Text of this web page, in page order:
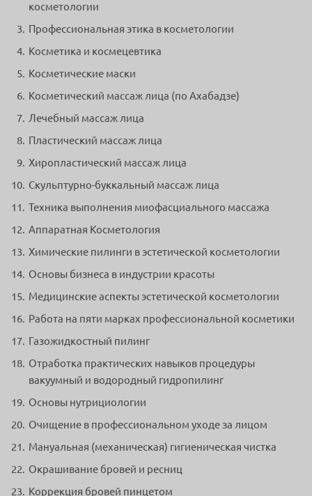
косметологии
Профессиональная этика в косметологии
Косметика и космецевтика
Косметические маски
Косметический массаж лица (по Ахабадзе)
Лечебный массаж лица
Пластический массаж лица
Хиропластический массаж лица
Скульптурно-буккальный массаж лица
Техника выполнения миофасциального массажа
Аппаратная Косметология
Химические пилинги в эстетической косметологии
Основы бизнеса в индустрии красоты
Медицинские аспекты эстетической косметологии
Работа на пяти марках профессиональной косметики
Газожидкостный пилинг
Отработка практических навыков процедуры
вакуумный и водородный гидропилинг
Основы нутрициологии
Очищение в профессиональном уходе за лицом
Мануальная (механическая) гигиеническая чистка
Окрашивание бровей и ресниц
Коррекция бровей пинцетом